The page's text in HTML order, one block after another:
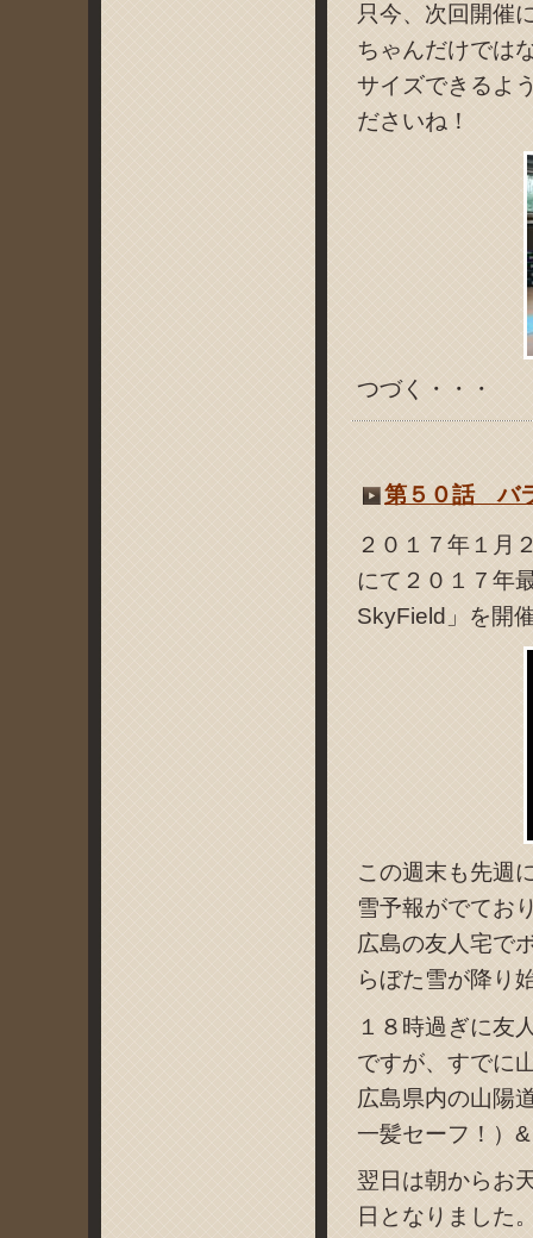
只今、次回開催
ちゃんだけでは
サイズできるよ
ださいね！
つづく・・・
第５０話 バ
２０１７年１月
にて２０１７年
SkyField」を開
この週末も先週
雪予報がでてお
広島の友人宅で
らぼた雪が降り
１８時過ぎに友
ですが、すでに
広島県内の山陽
一髪セーフ！）&
翌日は朝からお
日となりました